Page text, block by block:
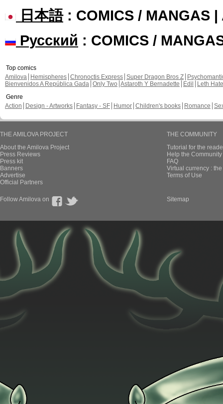
日本語: COMICS / MANGAS |
Русский : COMICS /
Top comics
Amilova
Hemispheres Chronoctis Express Super Dragon Bros Z
Bienvenidos A República Gada Only Two Astaroth Y Bernadette Edil
Leth Hate
Genre
Action
Design - Artworks Fantasy - SF Humor Children's books Romance
THE AMILOVA PROJECT
About the Amilova Project
Press Reviews
Press kit
Banners
Advertise
Official Partners
THE COMMUNITY
Tutorial for the
Help the
FAQ
Virtual currency :
Terms of Use
Follow Amilova on Sitemap